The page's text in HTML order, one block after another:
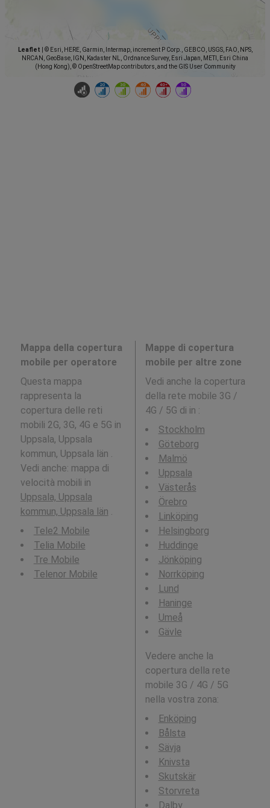
Leaflet
© Esri, HERE, Garmin, Intermap, increment P Corp., GEBCO, USGS, FAO, NPS,
NRCAN, GeoBase, IGN, Kadaster NL, Ordnance Survey, Esri Japan, METI, Esri China
(Hong Kong), © OpenStreetMap contributors, and the GIS User Community
Mappa della copertura
mobile per operatore
Questa mappa
rappresenta la
copertura delle reti
mobili 2G, 3G, 4G e 5G in
Uppsala, Uppsala
kommun, Uppsala län .
Vedi anche: mappa di
velocità mobili in
Uppsala, Uppsala
kommun, Uppsala län .
Tele2 Mobile
Telia Mobile
Tre Mobile
Telenor Mobile
Mappe di copertura
mobile per altre zone
Vedi anche la copertura
della rete mobile 3G /
4G / 5G di in :
Stockholm
Göteborg
Malmö
Uppsala
Västerås
Örebro
Linköping
Helsingborg
Huddinge
Jönköping
Norrköping
Lund
Haninge
Umeå
Gävle
Vedere anche la
copertura della rete
mobile 3G / 4G / 5G
nella vostra zona:
Enköping
Bålsta
Sävja
Knivsta
Skutskär
Storvreta
Dalby